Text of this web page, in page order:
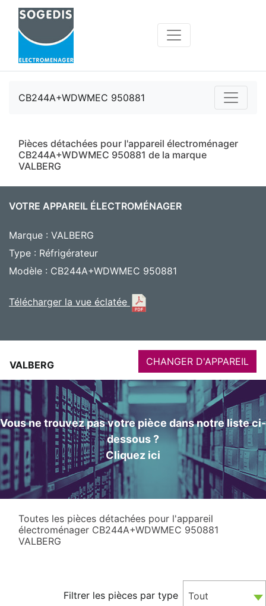
CB244A+WDWMEC 950881
Pièces détachées pour l'appareil électroménager
CB244A+WDWMEC 950881 de la marque
VALBERG
VOTRE APPAREIL ÉLECTROMÉNAGER
Marque : VALBERG
Type : Réfrigérateur
Modèle : CB244A+WDWMEC 950881
Télécharger la vue éclatée
VALBERG CHANGER D'APPAREIL
Vous ne trouvez pas votre pièce dans notre liste ci-
dessous ?
Cliquez ici
Toutes les pièces détachées pour l'appareil
électroménager CB244A+WDWMEC 950881
VALBERG
Filtrer les pièces par type Tout